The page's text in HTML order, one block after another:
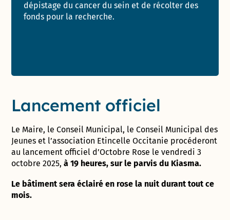
dépistage du cancer du sein et de récolter des
fonds pour la recherche.
Lancement officiel
Le Maire, le Conseil Municipal, le Conseil Municipal des
Jeunes et l’association Etincelle Occitanie procéderont
au lancement officiel d’Octobre Rose le vendredi 3
octobre 2025,à 19 heures, sur le parvis du Kiasma.
Le bâtiment sera éclairé en rose la nuit durant tout ce
mois.